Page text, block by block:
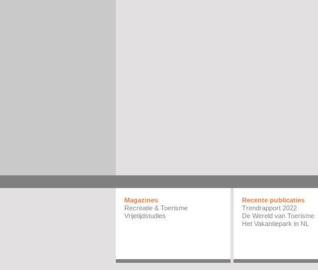
Magazines
Recreatie & Toerisme
Vrijetijdstudies
Recente publicaties
Trendrapport 2022
De Wereld van Toerisme
Het Vakantiepark in NL